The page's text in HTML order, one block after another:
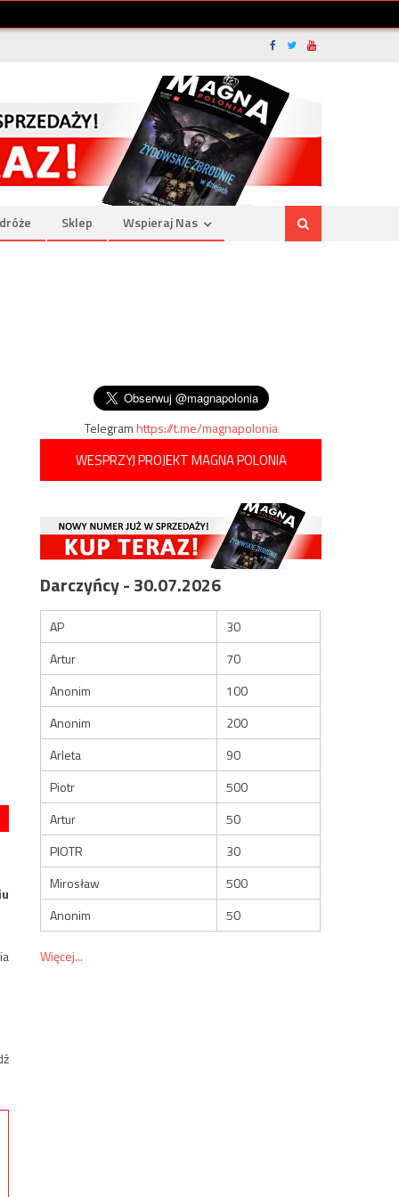
Sklep Wspieraj Nas
Telegramhttps://t.me/magnapolonia
WESPRZYJ PROJEKT MAGNA POLONIA
Darczyńcy - 30.07.2026
AP
30
Artur
70
Anonim
100
Anonim
200
Arleta
90
Piotr
500
Artur
50
PIOTR
30
Mirosław
500
Anonim
50
Więcej...